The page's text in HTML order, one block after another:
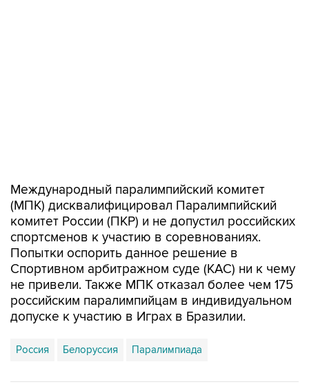
Международный паралимпийский комитет
(МПК) дисквалифицировал Паралимпийский
комитет России (ПКР) и не допустил российских
спортсменов к участию в соревнованиях.
Попытки оспорить данное решение в
Спортивном арбитражном суде (КАС) ни к чему
не привели. Также МПК отказал более чем 175
российским паралимпийцам в индивидуальном
допуске к участию в Играх в Бразилии.
Россия Белоруссия Паралимпиада